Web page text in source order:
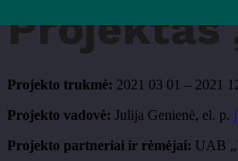
Projektas
Projekto trukmė: 2021 03 01 – 2021
Projekto vadovė: Julija Genienė, el. p.
Projekto partneriai ir rėmėjai: UAB